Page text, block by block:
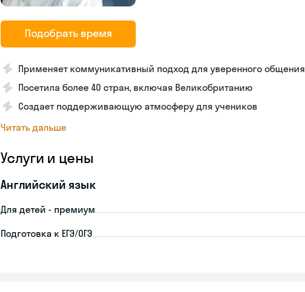
Подобрать время
Применяет коммуникативный подход для уверенного общения
Посетила более 40 стран, включая Великобританию
Создает поддерживающую атмосферу для учеников
Читать дальше
Услуги и цены
Английский язык
Для детей - премиум
Подготовка к ЕГЭ/ОГЭ